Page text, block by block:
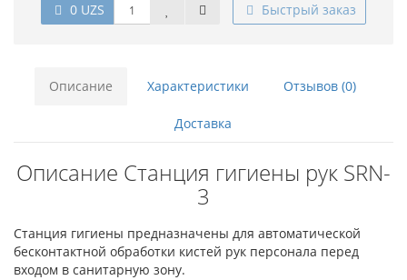
0 UZS Быстрый заказ
Описание Характеристики Отзывов (0)
Доставка
Описание Станция гигиены рук SRN-
3
Станция гигиены предназначены для автоматической
бесконтактной обработки кистей рук персонала перед
входом в санитарную зону.